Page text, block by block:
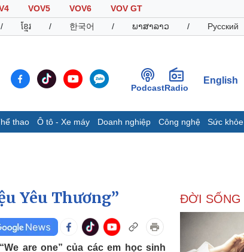
VOV5 VOV6
VOV GT
/ ខ្មែរ / 한국어 / ພາສາລາວ / Русский
PodcastRadio
English
thao Ô tô - Xe máy Doanh nghiệp Công nghệ Sức khỏe
Infographic
Ô tô - Xe máy
Doanh nghiệp
Yêu Thương”
are one” của các em học sinh
ĐỜI SỐNG